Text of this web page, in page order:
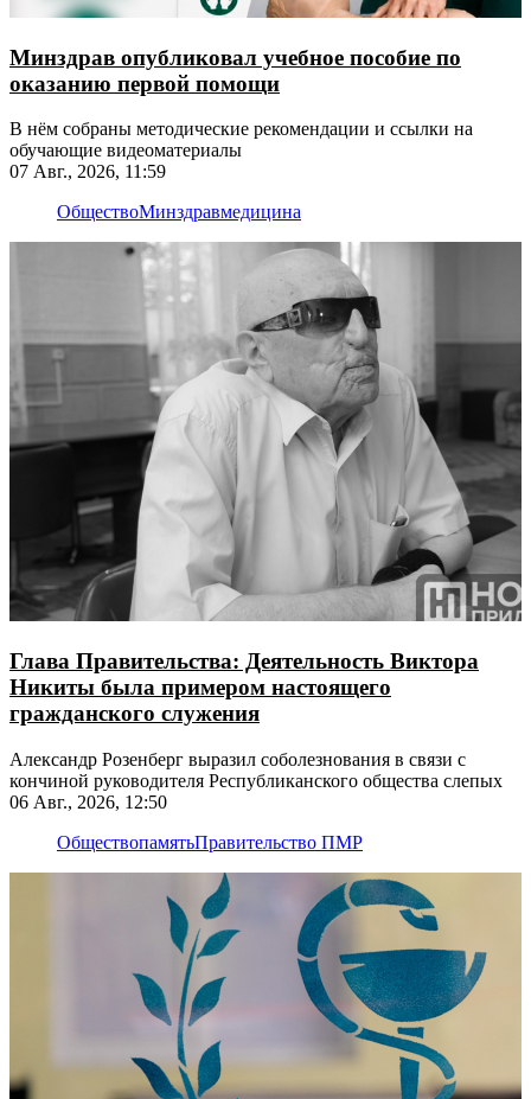
Минздрав опубликовал учебное пособие по
оказанию первой помощи
В нём собраны методические рекомендации и ссылки на
обучающие видеоматериалы
07 Авг., 2026, 11:59
ОбществоМинздравмедицина
Глава Правительства: Деятельность Виктора
Никиты была примером настоящего
гражданского служения
Александр Розенберг выразил соболезнования в связи с
кончиной руководителя Республиканского общества слепых
06 Авг., 2026, 12:50
ОбществопамятьПравительство ПМР